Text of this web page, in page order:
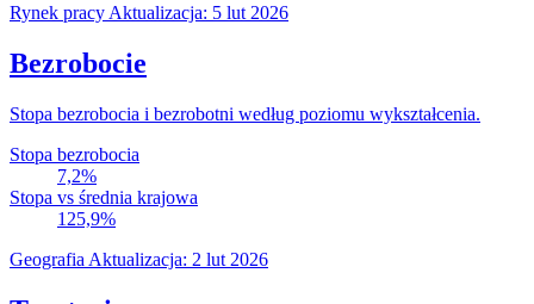
Rynek pracy Aktualizacja: 5 lut 2026
Bezrobocie
Stopa bezrobocia i bezrobotni według poziomu wykształcenia.
Stopa bezrobocia
7,2%
Stopa vs średnia krajowa
125,9%
Geografia Aktualizacja: 2 lut 2026